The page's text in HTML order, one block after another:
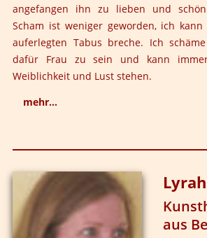
angefangen ihn zu lieben und
Scham ist weniger geworden, ich
auferlegten Tabus breche. Ich
dafür Frau zu sein und kann
Weiblichkeit und Lust stehen.
mehr...
viel Aufmerksamkeit und
Partner, da ich mich selbst mehr liebe.
Meine Sexualität hat sich für
verändert, dass ich mehr Intimität
Lyrah
aus